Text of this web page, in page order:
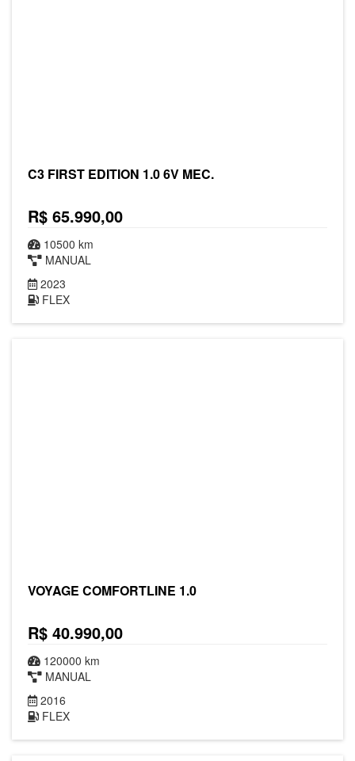
C3 FIRST EDITION 1.0 6V MEC.
R$ 65.990,00
10500 km
MANUAL
2023
FLEX
VOYAGE COMFORTLINE 1.0
R$ 40.990,00
120000 km
MANUAL
2016
FLEX